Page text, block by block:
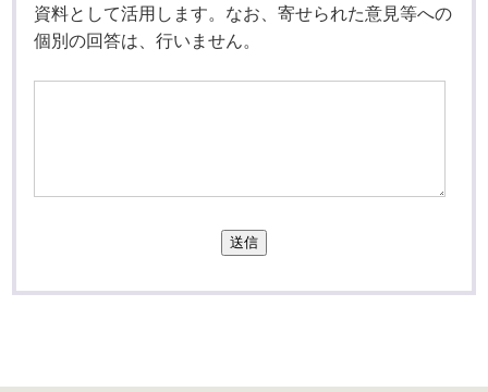
資料として活用します。なお、寄せられた意見等への
個別の回答は、行いません。
送信